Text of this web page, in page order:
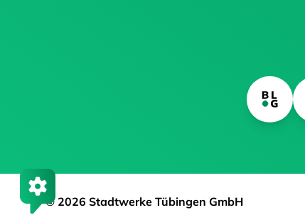
© 2026 Stadtwerke Tübingen GmbH